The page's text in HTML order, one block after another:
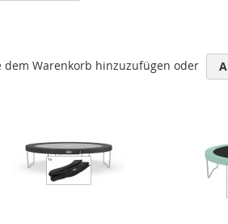
dem Warenkorb hinzuzufügen oder